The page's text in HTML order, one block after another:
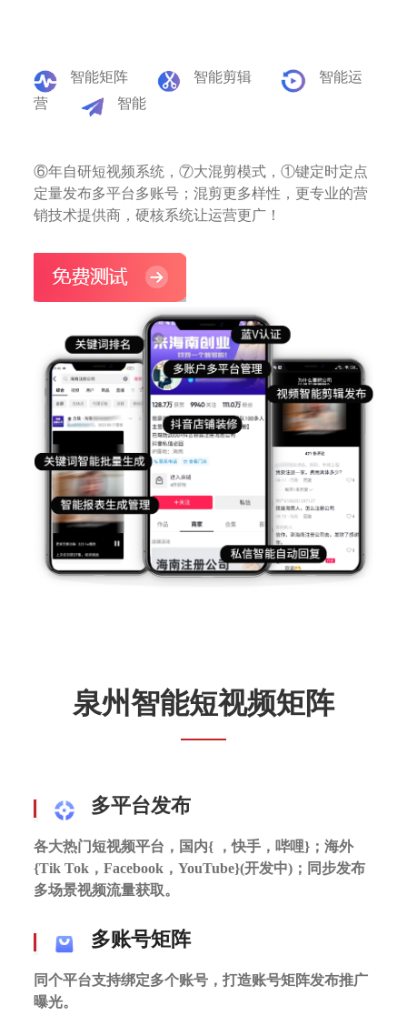
智能矩阵 智能剪辑
智能运
营
智能
⑥年自研短视频系统，⑦大混剪模式，①键定时定点
定量发布多平台多账号；混剪更多样性，更专业的营
销技术提供商，硬核系统让运营更广！
泉州智能短视频矩阵
多平台发布
各大热门短视频平台，国内{ ，快手，哔哩}；海外
{Tik Tok，Facebook，YouTube}(开发中)； 同步发布
多场景视频流量获取。
多账号矩阵
同个平台支持绑定多个账号，打造账号矩阵发布推广
曝光。